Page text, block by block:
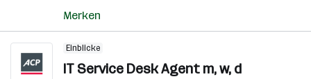
Merken
Einblicke
IT Service Desk Agent m, w, d